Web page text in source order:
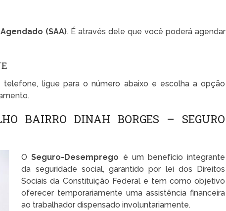
(SAA). É através dele que você poderá agendar
telefone, ligue para o número abaixo e escolha a opção
BAIRRO DINAH BORGES – SEGURO
OSeguro-Desemprego é um benefício integrante
da seguridade social, garantido por lei dos Direitos
Sociais da Constituição Federal e tem como objetivo
oferecer temporariamente uma assistência financeira
ao trabalhador dispensado involuntariamente.